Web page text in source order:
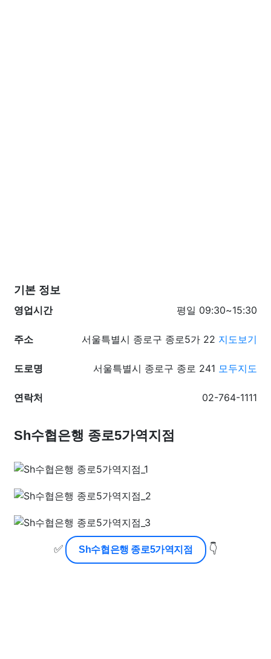
기본 정보
영업시간
평일 09:30~15:30
주소 서울특별시 종로구 종로5가 22 지도보기
도로명 서울특별시 종로구 종로 241 모두지도
연락처 02-764-1111
Sh수협은행 종로5가역지점
✅ Sh수협은행 종로5가역지점 👇